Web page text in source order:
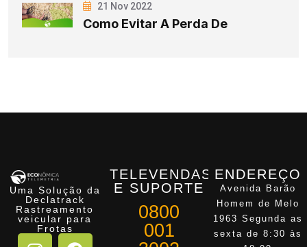
21 Nov 2022
Como Evitar A Perda De
Uma Solução da
Declatrack
Rastreamento
veicular para
Frotas
TELEVENDAS
E SUPORTE
0800
001
ENDEREÇO
Avenida Barão
Homem de Melo
1963 Segunda as
sexta de 8:30 às